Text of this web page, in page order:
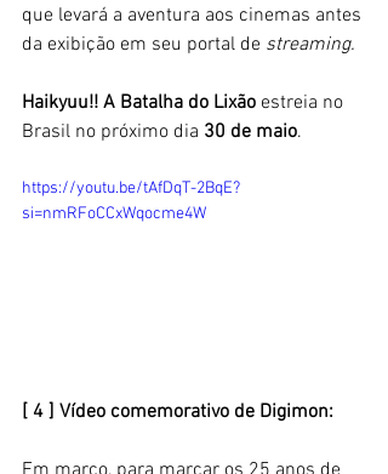
que levará a aventura aos cinemas antes
da exibição em seu portal de streaming.
Haikyuu!! A Batalha do Lixão estreia no
Brasil no próximo dia 30 de maio.
https://youtu.be/tAfDqT-2BqE?
si=nmRFoCCxWqocme4W
[ 4 ] Vídeo comemorativo de Digimon: